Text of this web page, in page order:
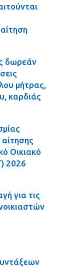
δωρεάν
μήτρας,
καρδιάς
Οικιακό
2026
για τις